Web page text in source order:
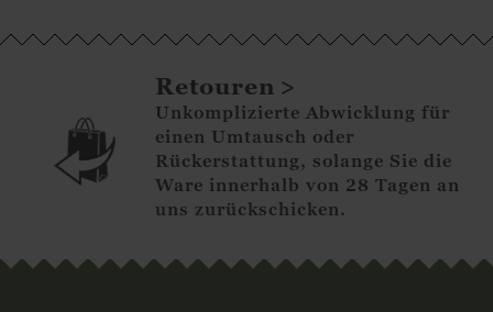
Retouren
Unkomplizierte Abwicklung für
einen Umtausch oder
Rückerstattung, solange Sie die
Ware innerhalb von 28 Tagen an
uns zurückschicken.